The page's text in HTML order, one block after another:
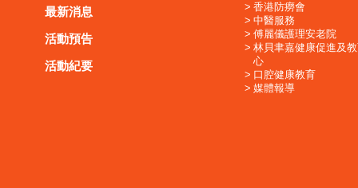
最新消息
活動預告
活動紀要
香港防癆會
中醫服務
傅麗儀護理安老院
林貝聿嘉健康促進及
心
口腔健康教育
媒體報導